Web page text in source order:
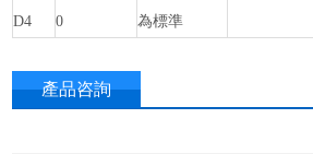
D4
0
為標準
產品咨詢